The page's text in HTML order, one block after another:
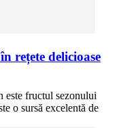
rețete delicioase
este fructul sezonului
o sursă excelentă de